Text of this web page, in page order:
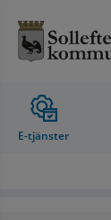
E-tjänster